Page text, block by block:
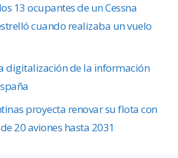
13 ocupantes de un Cessna
cuando realizaba un vuelo
digitalización de la información
proyecta renovar su flota con
20 aviones hasta 2031